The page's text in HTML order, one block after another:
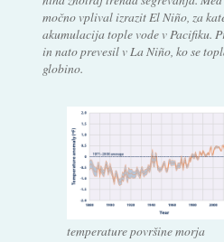
močno vplival izrazit El Niño, za
akumulacija tople vode v Pacifiku.
in nato prevesil v La Niño, ko se
globino.
temperature površine morja